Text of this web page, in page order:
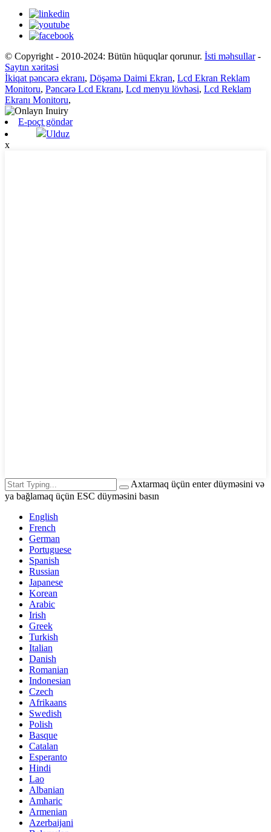
© Copyright - 2010-2024: Bütün hüquqlar qorunur. İsti məhsullar-
Saytın xəritəsi
İkiqat pəncərə ekranı, Döşəmə Daimi Ekran, Lcd Ekran Reklam
Monitoru, Pəncərə Lcd Ekranı, Lcd menyu lövhəsi, Lcd Reklam
Ekranı Monitoru,
E-poçt göndər
Ulduz
x
Axtarmaq üçün enter düyməsini və
ya bağlamaq üçün ESC düyməsini basın
English
French
German
Portuguese
Spanish
Russian
Japanese
Korean
Arabic
Irish
Greek
Turkish
Italian
Danish
Romanian
Indonesian
Czech
Afrikaans
Swedish
Polish
Basque
Catalan
Esperanto
Hindi
Lao
Albanian
Amharic
Armenian
Azerbaijani